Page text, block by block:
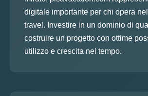
digitale importante per chi opera
travel. Investire in un dominio di
costruire un progetto con ottime
utilizzo e crescita nel tempo.